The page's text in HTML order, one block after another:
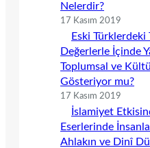
Nelerdir?
17 Kasım 2019
Eski
Değerlerle İçinde
Toplumsal ve
Gösteriyor mu?
17 Kasım 2019
İslamiyet
Eserlerinde
Ahlakın ve Dinî